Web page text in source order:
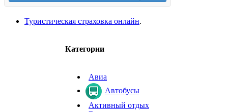
Туристическая страховка онлайн.
Категории
Авиа
Автобусы
Активный отдых